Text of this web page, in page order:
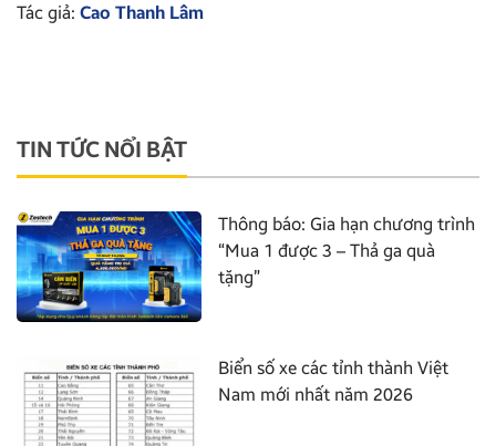
Tác giả: Cao Thanh Lâm
TIN TỨC NỔI BẬT
Thông báo: Gia hạn chương trình
“Mua 1 được 3 – Thả ga quà
tặng”
Biển số xe các tỉnh thành Việt
Nam mới nhất năm 2026